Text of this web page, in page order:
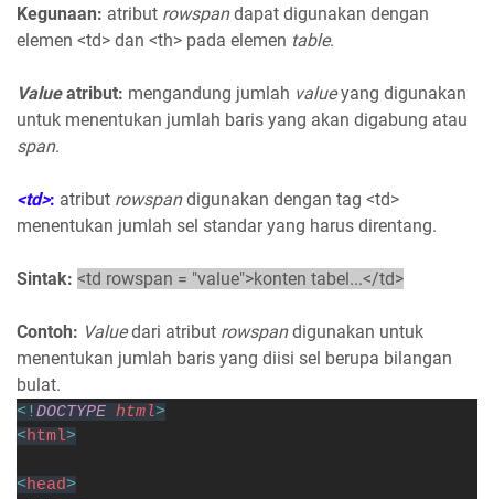
Kegunaan: atribut rowspandapat digunakan dengan
elemen <td> dan <th> pada elemen table.
Valueatribut: mengandung jumlah valueyang digunakan
untuk menentukan jumlah baris yang akan digabung atau
span.
<td>: atribut rowspandigunakan dengan tag <td>
menentukan jumlah sel standar yang harus direntang.
Sintak: <td rowspan = "value">konten tabel...</td>
Contoh: Valuedari atribut rowspandigunakan untuk
menentukan jumlah baris yang diisi sel berupa bilangan
bulat.
<!DOCTYPE html>
<html>
<head>